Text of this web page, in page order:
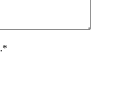
.*